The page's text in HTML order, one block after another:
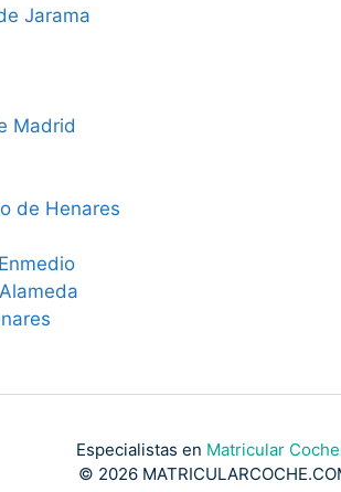
Jarama
Madrid
de Henares
Especialistas en Matricular
© 2026